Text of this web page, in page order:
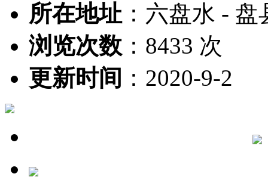
所在地址 ： 六盘水 - 盘
浏览次数 ： 8433 次
更新时间 ： 2020-9-2